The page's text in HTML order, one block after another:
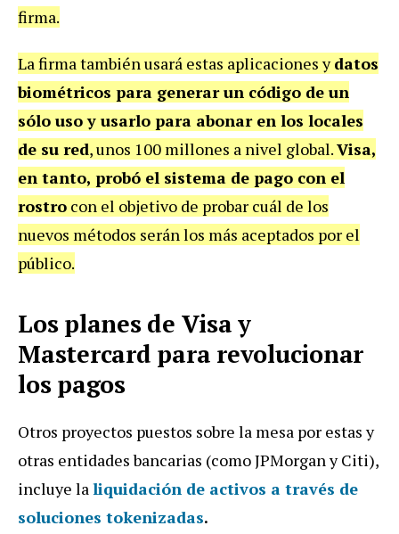
firma.
La firma también usará estas aplicaciones ydatos
biométricos para generar un código de un
sólo uso y usarlo para abonar en los locales
de su red, unos 100 millones a nivel global.Visa,
en tanto, probó el sistema de pago con el
rostro con el objetivo de probar cuál de los
nuevos métodos serán los más aceptados por el
público.
Los planes de Visa y
Mastercard para revolucionar
los pagos
Otros proyectos puestos sobre la mesa por estas y
otras entidades bancarias (como JPMorgan y Citi),
incluye la liquidación de activos a través de
soluciones tokenizadas.